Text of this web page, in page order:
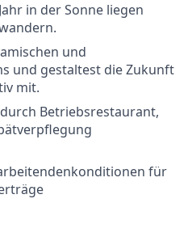
in der Sonne liegen
und
und gestaltest die Zukunft
mit.
Betriebsrestaurant,
für